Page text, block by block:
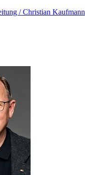
/ Christian Kaufmann